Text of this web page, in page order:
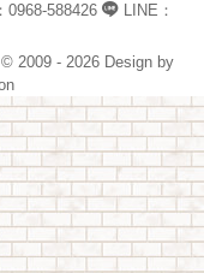
0968-588426
LINE：
2009 - 2026 Design by